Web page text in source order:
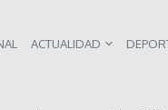
ACTUALIDAD